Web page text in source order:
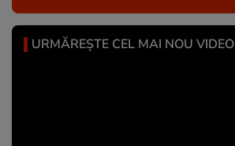
URMĂREȘTE CEL MAI NOU VIDEO